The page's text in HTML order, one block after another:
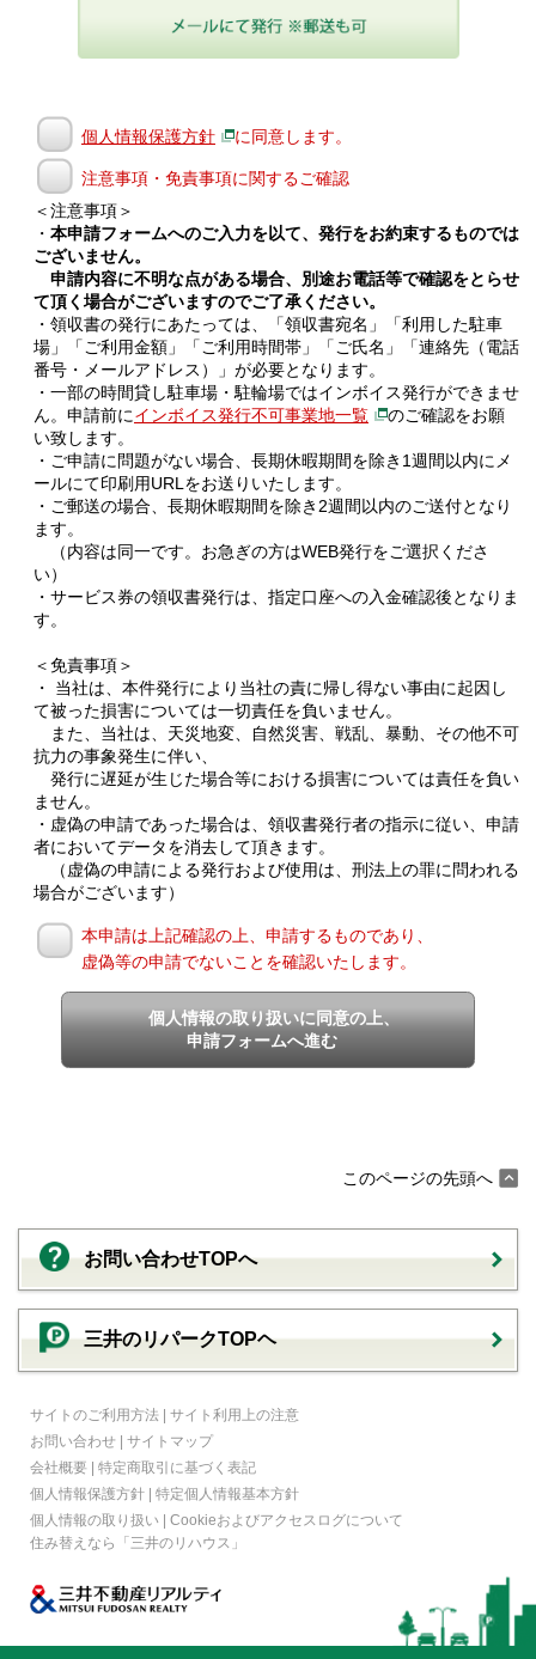
個人情報保護方針 に同意します。
注意事項・免責事項に関するご確認
＜注意事項＞
・ 本申請フォームへのご入力を以て、発行をお約束するものでは
ございません。
申請内容に不明な点がある場合、別途お電話等で確認をとらせ
て頂く場合がございますのでご了承ください。
・領収書の発行にあたっては、「領収書宛名」「利用した駐車
場」「ご利用金額」「ご利用時間帯」「ご氏名」「連絡先（電話
番号・メールアドレス）」が必要となります。
・一部の時間貸し駐車場・駐輪場ではインボイス発行ができませ
ん。申請前にインボイス発行不可事業地一覧
のご確認をお願
い致します。
・ご申請に問題がない場合、長期休暇期間を除き1週間以内にメ
ールにて印刷用URLをお送りいたします。
・ご郵送の場合、長期休暇期間を除き2週間以内のご送付となり
ます。
（内容は同一です。お急ぎの方はWEB発行をご選択くださ
い）
・サービス券の領収書発行は、指定口座への入金確認後となりま
す。
＜免責事項＞
・ 当社は、本件発行により当社の責に帰し得ない事由に起因し
て被った損害については一切責任を負いません。
また、当社は、天災地変、自然災害、戦乱、暴動、その他不可
抗力の事象発生に伴い、
発行に遅延が生じた場合等における損害については責任を負い
ません。
・虚偽の申請であった場合は、領収書発行者の指示に従い、申請
者においてデータを消去して頂きます。
（虚偽の申請による発行および使用は、刑法上の罪に問われる
場合がございます）
本申請は上記確認の上、申請するものであり、
虚偽等の申請でないことを確認いたします。
個人情報の取り扱いに同意の上、
申請フォームへ進む
このページの先頭へ
お問い合わせTOPへ
三井のリパークTOPヘ
サイトのご利用方法 | サイト利用上の注意
お問い合わせ | サイトマップ
会社概要 | 特定商取引に基づく表記
個人情報保護方針 | 特定個人情報基本方針
個人情報の取り扱い | Cookieおよびアクセスログについて
住み替えなら
「三井のリハウス」